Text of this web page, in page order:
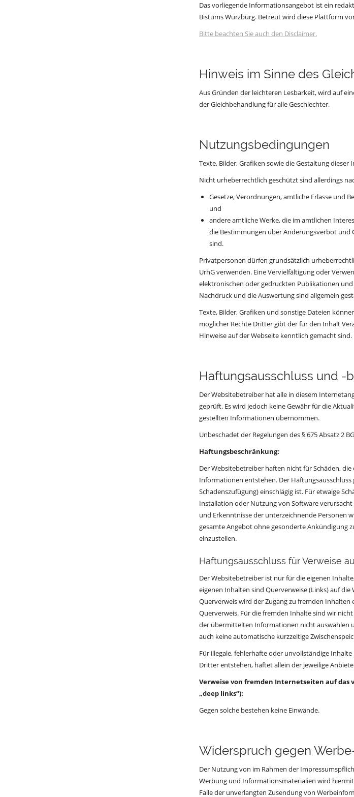
Das vorliegende Informationsangebot ist ein
Bistums Würzburg. Betreut wird diese Plattform
Bitte beachten Sie auch den Disclaimer.
Hinweis im Sinne des
Aus Gründen der leichteren Lesbarkeit, wird auf
der Gleichbehandlung für alle Geschlechter.
Nutzungsbedingungen
Texte, Bilder, Grafiken sowie die Gestaltung
Nicht urheberrechtlich geschützt sind allerdings
Gesetze, Verordnungen, amtliche Erlasse und
und
andere amtliche Werke, die im amtlichen
die Bestimmungen über Änderungsverbot und
sind.
Privatpersonen dürfen grundsätzlich
UrhG verwenden. Eine Vervielfältigung oder
elektronischen oder gedruckten Publikationen
Nachdruck und die Auswertung sind allgemein
Texte, Bilder, Grafiken und sonstige Dateien
möglicher Rechte Dritter gibt der für den Inhalt
Hinweise auf der Webseite kenntlich gemacht sind.
Haftungsausschluss und -
Der Websitebetreiber hat alle in diesem
geprüft. Es wird jedoch keine Gewähr für die
gestellten Informationen übernommen.
Unbeschadet der Regelungen des § 675 Absatz 2
Haftungsbeschränkung:
Der Websitebetreiber haften nicht für Schäden,
Informationen entstehen. Der
Schadenszufügung) einschlägig ist. Für etwaige
Installation oder Nutzung von Software
und Erkenntnisse der unterzeichnende Personen
gesamte Angebot ohne gesonderte Ankündigung
einzustellen.
Haftungsausschluss für Verweise
Der Websitebetreiber ist nur für die eigenen
eigenen Inhalten sind Querverweise (Links) auf
Querverweis wird der Zugang zu fremden
Querverweis. Für die fremden Inhalte sind wir
der übermittelten Informationen nicht auswählen
auch keine automatische kurzzeitige
Für illegale, fehlerhafte oder unvollständige
Dritter entstehen, haftet allein der jeweilige
Verweise von fremden Internetseiten auf das
„deep links“):
Gegen solche bestehen keine Einwände.
Widerspruch gegen
Der Nutzung von im Rahmen der
Werbung und Informationsmaterialien wird
Falle der unverlangten Zusendung von